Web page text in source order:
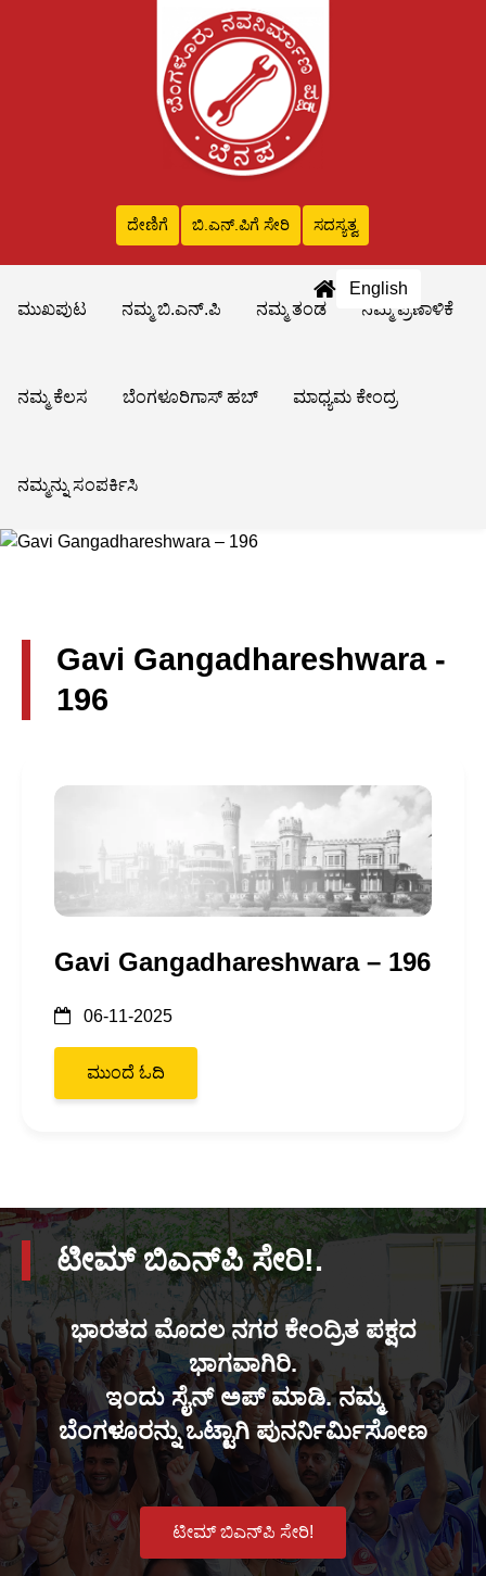
ದೇಣಿಗೆ ಬಿ.ಎನ್‌.ಪಿಗೆ ಸೇರಿ ಸದಸ್ಯತ್ವ
English
ಮುಖಪುಟ
ನಮ್ಮ ಬಿ.ಎನ್.ಪಿ ನಮ್ಮ ತಂಡ ನಮ್ಮ ಪ್ರಣಾಳಿಕೆ
ನಮ್ಮ ಕೆಲಸ ಬೆಂಗಳೂರಿಗಾಸ್ ಹಬ್ ಮಾಧ್ಯಮ ಕೇಂದ್ರ
ನಮ್ಮನ್ನು ಸಂಪರ್ಕಿಸಿ
Gavi Gangadhareshwara -
196
Gavi Gangadhareshwara – 196
06-11-2025
ಮುಂದೆ ಓದಿ
ಟೀಮ್ ಬಿಎನ್‌ಪಿ ಸೇರಿ!.
ಭಾರತದ ಮೊದಲ ನಗರ ಕೇಂದ್ರಿತ ಪಕ್ಷದ
ಭಾಗವಾಗಿರಿ.
ಇಂದು ಸೈನ್ ಅಪ್ ಮಾಡಿ. ನಮ್ಮ
ಬೆಂಗಳೂರನ್ನು ಒಟ್ಟಾಗಿ ಪುನರ್ನಿರ್ಮಿಸೋಣ
ಟೀಮ್ ಬಿಎನ್‌ಪಿ ಸೇರಿ!